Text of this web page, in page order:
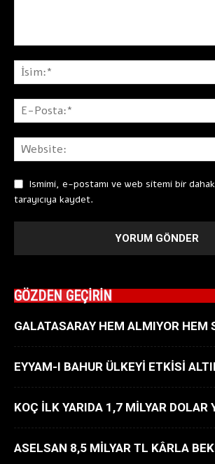
Ismimi, e-postamı ve web sitemi bir
tarayıcıya kaydet.
GÖZDEN GEÇİRİN
GALATASARAY HEM ALMIYOR HEM
EYYAM-I BAHUR ÜLKEYİ ETKİSİ
KOÇ İLK YARIDA 1,7 MİLYAR DOLAR
ASELSAN 8,5 MİLYAR TL KÂRLA